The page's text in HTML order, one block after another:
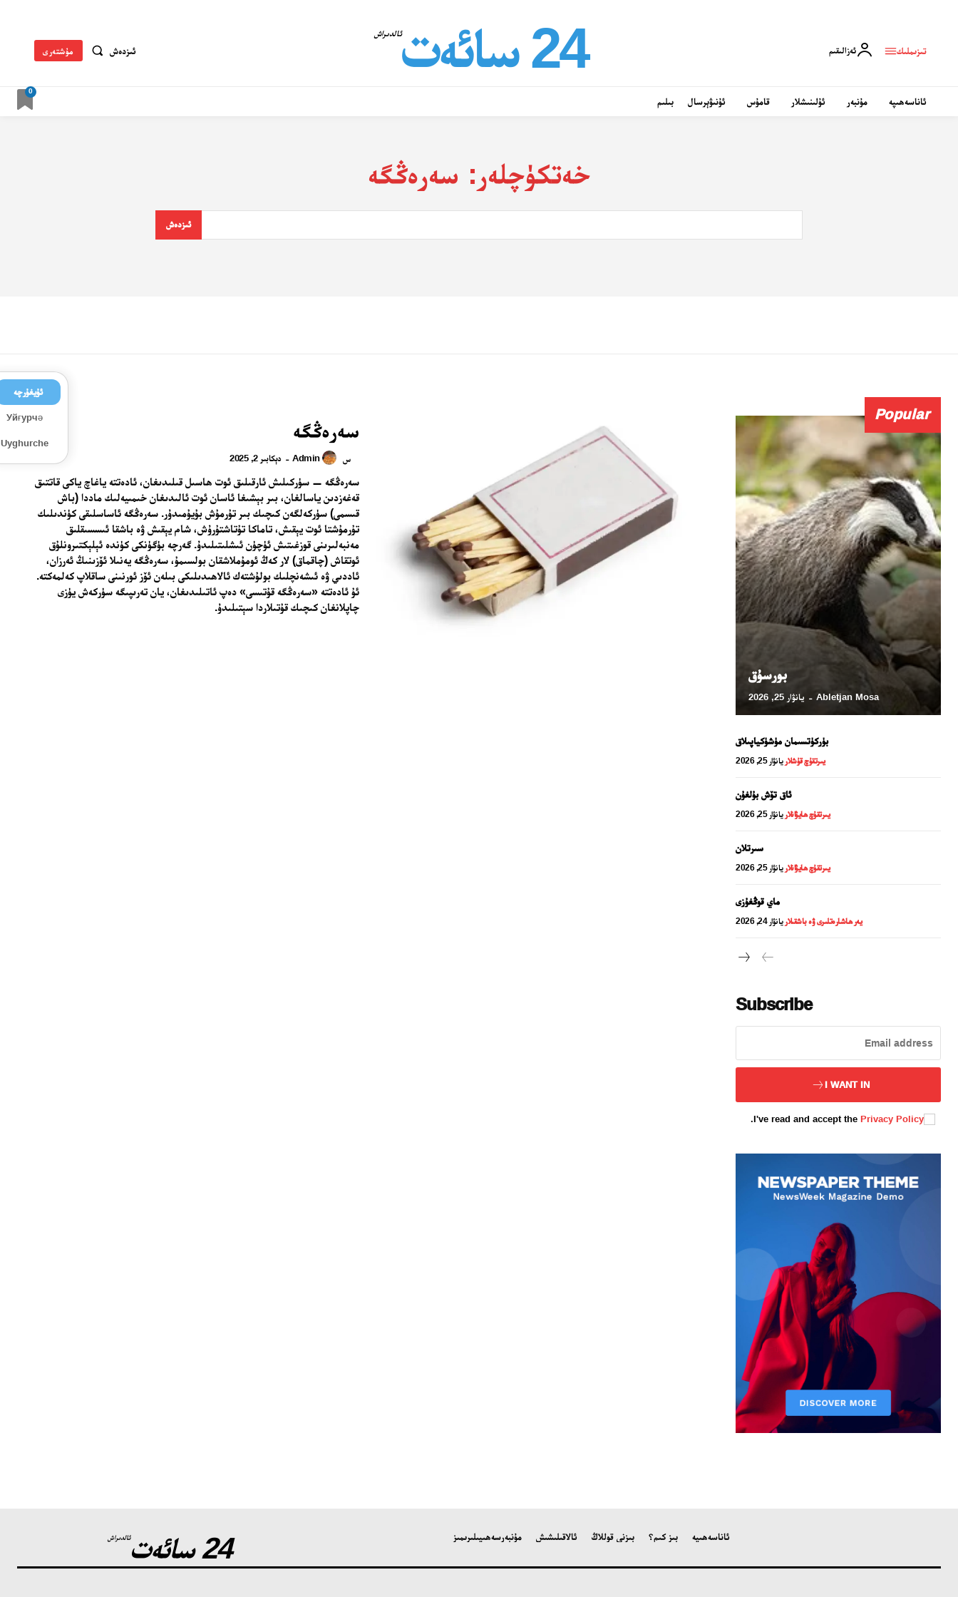
تىزىملىك ئەزالىقىم 24 سائەت ئالدىراش
ئىزدەش مۇشتەرى
ئاناسەھىپە مۇنبەر ئۇلىنىشلار قامۇس ئۇنىۋېرسال بىلىم
0
خەتكۈچلەر: سەرەڭگە
ئىزدەش
سەرەڭگە
س Admin
- دېكابىر 2, 2025
سەرەڭگە — سۈركىلىش ئارقىلىق ئوت ھاسىل قىلىدىغان، ئادەتتە ياغاچ ياكى قاتتىق
قەغەزدىن ياسالغان، بىر بېشىغا ئاسان ئوت ئالىدىغان خىمىيەلىك ماددا (باش
قىسمى) سۈركەلگەن كىچىك بىر تۇرمۇش بۇيۇمىدۇر. سەرەڭگە ئاساسلىقى كۈندىلىك
تۇرمۇشتا ئوت يېقىش، تاماكا تۇتاشتۇرۇش، شام يېقىش ۋە باشقا ئىسسىقلىق
مەنبەلىرىنى قوزغىتىش ئۈچۈن ئىشلىتىلىدۇ. گەرچە بۈگۈنكى كۈندە ئېلېكتىرونلۇق
ئوتقاش (چاقماق) لار كەڭ ئومۇملاشقان بولسىمۇ، سەرەڭگە يەنىلا ئۆزىنىڭ ئەرزان،
ئاددىي ۋە ئىشەنچلىك بولۇشتەك ئالاھىدىلىكى بىلەن ئۆز ئورنىنى ساقلاپ كەلمەكتە.
ئۇ ئادەتتە «سەرەڭگە قۇتىسى» دەپ ئاتىلىدىغان، يان تەرىپىگە سۈركەش يۈزى
چاپلانغان كىچىك قۇتىلاردا سېتىلىدۇ.
Popular
بورسۇق
Abletjan Mosa
- يانۋار 25, 2026
بۈركۈتسىمان مۈشۈكياپىلاق
يىرتقۇچ قۇشلار يانۋار 25, 2026
ئاق تۆش بۇلغۇن
يىرتقۇچ ھايۋانلار يانۋار 25, 2026
سىرتلان
يىرتقۇچ ھايۋانلار يانۋار 25, 2026
ماي قوڭغۇزى
يەر ھاشارەتلىرى ۋە باشقىلار يانۋار 24, 2026
Subscribe
I WANT IN
I've read and accept the Privacy Policy
.
24 سائەت ئالدىراش ئاناسەھىپە بىز كىم؟ بىزنى قوللاڭ ئالاقىلىشىش مۇنبەرسەھىپىلىرىمىز
ئۇيغۇرچە
Уйғурчә
Uyghurche